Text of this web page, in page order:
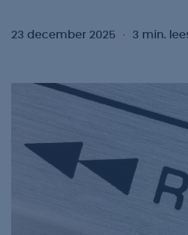
23 december 2025 3 min.